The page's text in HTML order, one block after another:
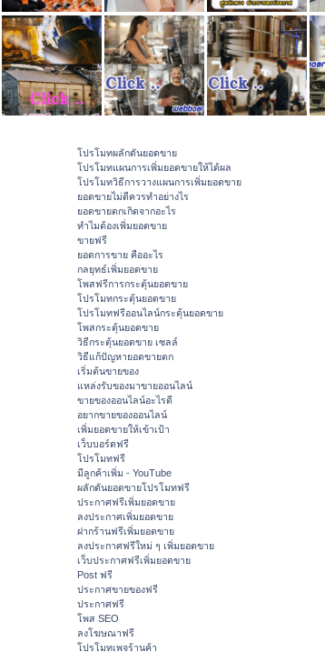
โปรโมทผลักดันยอดขาย
โปรโมทแผนการเพิ่มยอดขายให้ได้ผล
โปรโมทวิธีการวางแผนการเพิ่มยอดขาย
ยอดขายไม่ดีควรทำอย่างไร
ยอดขายตกเกิดจากอะไร
ทำไมต้องเพิ่มยอดขาย
ขายฟรี
ยอดการขาย คืออะไร
กลยุทธ์เพิ่มยอดขาย
โพสฟรีการกระตุ้นยอดขาย
โปรโมทกระตุ้นยอดขาย
โปรโมทฟรีออนไลน์กระตุ้นยอดขาย
โพสกระตุ้นยอดขาย
วิธีกระตุ้นยอดขาย เซลล์
วิธีแก้ปัญหายอดขายตก
เริ่มต้นขายของ
แหล่งรับของมาขายออนไลน์
ขายของออนไลน์อะไรดี
อยากขายของออนไลน์
เพิ่มยอดขายให้เข้าเป้า
เว็บบอร์ดฟรี
โปรโมทฟรี
มีลูกค้าเพิ่ม - YouTube
ผลักดันยอดขายโปรโมทฟรี
ประกาศฟรีเพิ่มยอดขาย
ลงประกาศเพิ่มยอดขาย
ฝากร้านฟรีเพิ่มยอดขาย
ลงประกาศฟรีใหม่ ๆ เพิ่มยอดขาย
เว็บประกาศฟรีเพิ่มยอดขาย
Post ฟรี
ประกาศขายของฟรี
ประกาศฟรี
โพส SEO
ลงโฆษณาฟรี
โปรโมทเพจร้านค้า